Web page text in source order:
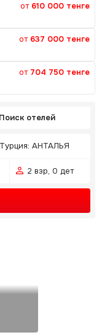
от 610 000 тенге
от 637 000 тенге
от 704 750 тенге
Поиск отелей
Турция: АНТАЛЬЯ
2 взр, 0 дет